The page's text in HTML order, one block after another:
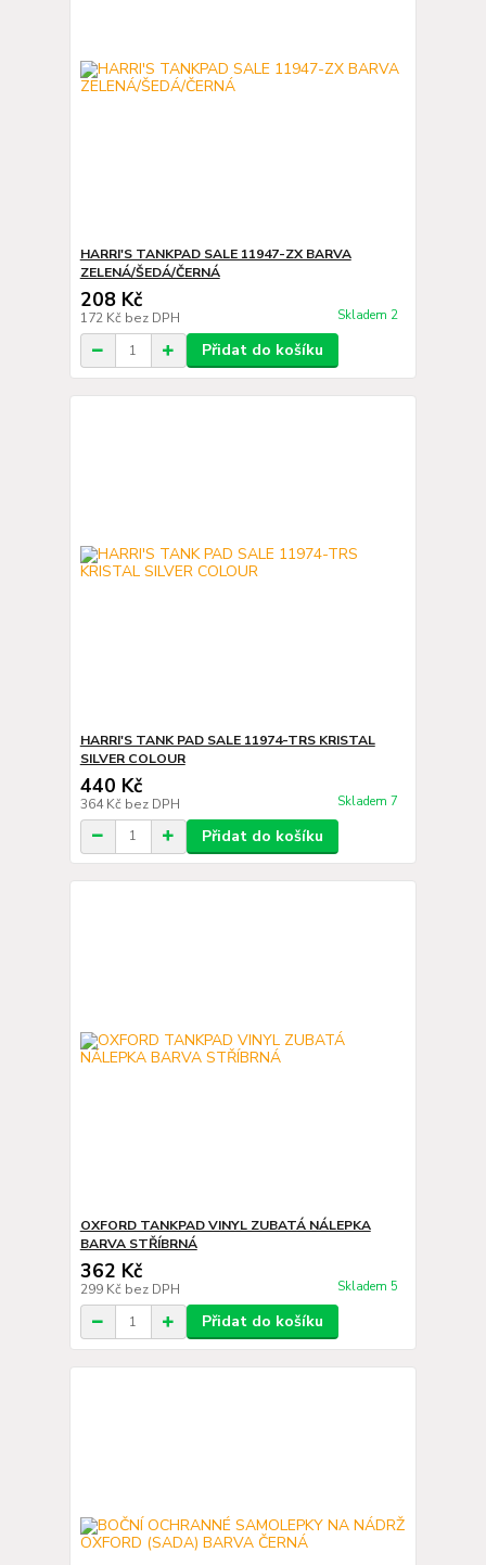
HARRI'S TANKPAD SALE 11947-ZX BARVA
ZELENÁ/ŠEDÁ/ČERNÁ
208 Kč
172 Kč bez DPH Skladem 2
Přidat do košíku
HARRI'S TANK PAD SALE 11974-TRS KRISTAL
SILVER COLOUR
440 Kč
364 Kč bez DPH Skladem 7
Přidat do košíku
OXFORD TANKPAD VINYL ZUBATÁ NÁLEPKA
BARVA STŘÍBRNÁ
362 Kč
299 Kč bez DPH Skladem 5
Přidat do košíku